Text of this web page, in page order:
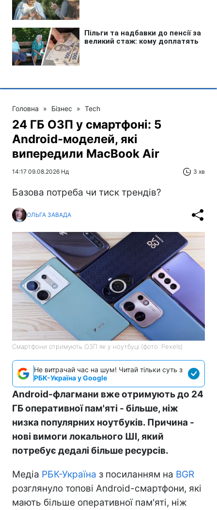
Головна » Бізнес » Tech
24 ГБ ОЗП у смартфоні: 5
Android-моделей, які
випередили MacBook Air
14:17 09.08.2026 Нд 3 хв
Базова потреба чи тиск трендів?
ОЛЬГА ЗАВАДА
Смартфони отримують ОЗП як у ноутбуці (фото: Pexels)
Не витрачай час на шум! Читай тільки суть з
РБК-Україна у Google
Android-флагмани вже отримують до 24
ГБ оперативної пам'яті - більше, ніж
низка популярних ноутбуків. Причина -
нові вимоги локального ШІ, який
потребує дедалі більше ресурсів.
Медіа РБК-Україна з посиланням на BGR
розглянуло топові Android-смартфони, які
мають більше оперативної пам'яті, ніж